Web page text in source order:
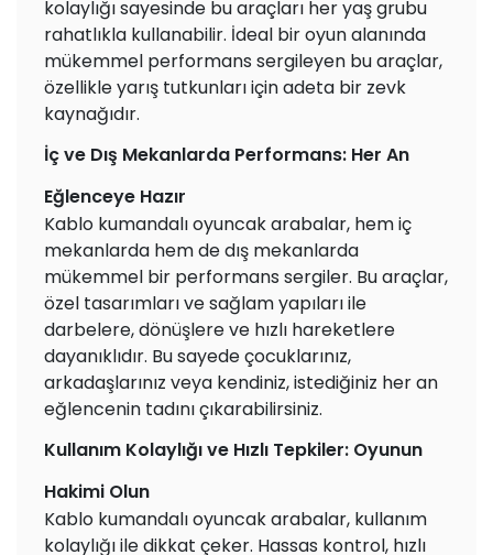
kolaylığı sayesinde bu araçları her yaş grubu
rahatlıkla kullanabilir. İdeal bir oyun alanında
mükemmel performans sergileyen bu araçlar,
özellikle yarış tutkunları için adeta bir zevk
kaynağıdır.
İç ve Dış Mekanlarda Performans: Her An
Eğlenceye Hazır
Kablo kumandalı oyuncak arabalar, hem iç
mekanlarda hem de dış mekanlarda
mükemmel bir performans sergiler. Bu araçlar,
özel tasarımları ve sağlam yapıları ile
darbelere, dönüşlere ve hızlı hareketlere
dayanıklıdır. Bu sayede çocuklarınız,
arkadaşlarınız veya kendiniz, istediğiniz her an
eğlencenin tadını çıkarabilirsiniz.
Kullanım Kolaylığı ve Hızlı Tepkiler: Oyunun
Hakimi Olun
Kablo kumandalı oyuncak arabalar, kullanım
kolaylığı ile dikkat çeker. Hassas kontrol, hızlı